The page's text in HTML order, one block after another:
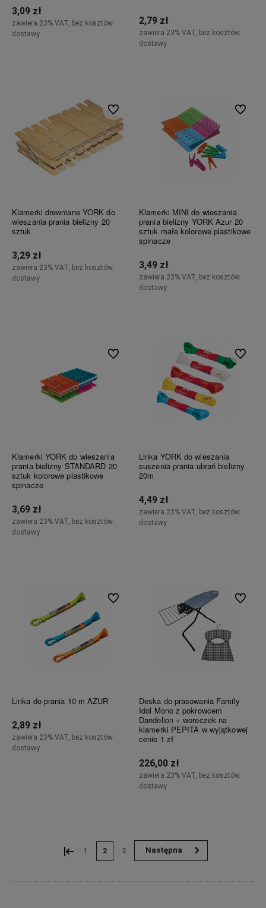
3,09 zł
zawiera 23% VAT, bez kosztów
dostawy
2,79 zł
zawiera 23% VAT, bez kosztów
dostawy
Klamerki drewniane YORK do
wieszania prania bielizny 20
sztuk
3,29 zł
zawiera 23% VAT, bez kosztów
dostawy
Do ulubionych
Klamerki MINI do wieszania
prania bielizny YORK Azur 20
sztuk małe kolorowe plastikowe
spinacze
3,49 zł
zawiera 23% VAT, bez kosztów
dostawy
Do
Klamerki YORK do wieszania
prania bielizny STANDARD 20
sztuk kolorowe plastikowe
spinacze
3,69 zł
zawiera 23% VAT, bez kosztów
dostawy
Do ulubionych
Linka YORK do wieszania
suszenia prania ubrań bielizny
20m
4,49 zł
zawiera 23% VAT, bez kosztów
dostawy
Do
Linka do prania 10 m AZUR
2,89 zł
zawiera 23% VAT, bez kosztów
dostawy
Do ulubionych
Deska do prasowania Family
Idol Mono z pokrowcem
Dandelion + woreczek na
klamerki PEPITA w wyjątkowej
cenie 1 zł
226,00 zł
zawiera 23% VAT, bez kosztów
dostawy
Do
« 1 2 3